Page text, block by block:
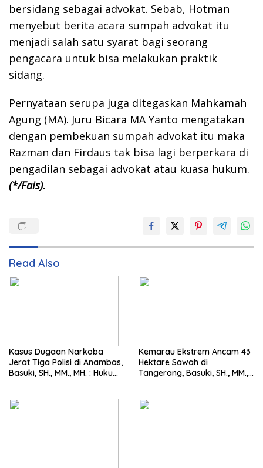
bersidang sebagai advokat. Sebab, Hotman
menyebut berita acara sumpah advokat itu
menjadi salah satu syarat bagi seorang
pengacara untuk bisa melakukan praktik
sidang.
Pernyataan serupa juga ditegaskan Mahkamah
Agung (MA). Juru Bicara MA Yanto mengatakan
dengan pembekuan sumpah advokat itu maka
Razman dan Firdaus tak bisa lagi berperkara di
pengadilan sebagai advokat atau kuasa hukum.
(*/Fais).
Read Also
Kasus Dugaan Narkoba
Jerat Tiga Polisi di Anambas,
Basuki, SH., MM., MH. : Hukum
Kemarau Ekstrem Ancam 43
Hektare Sawah di
Tangerang, Basuki, SH., MM.,